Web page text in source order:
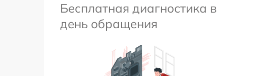
Бесплатная диагностика в
день обращения